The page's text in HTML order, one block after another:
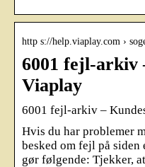
http s://help.viaplay.com ›
6001 fejl-arkiv
Viaplay
6001 fejl-arkiv –
Hvis du har problemer
besked om fejl på
gør følgende: Tjekker,